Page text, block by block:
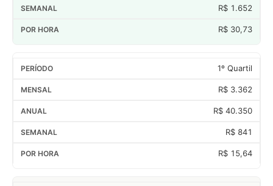
R$ 1.652
R$ 30,73
1º Quartil
R$ 3.362
R$ 40.350
R$ 841
R$ 15,64